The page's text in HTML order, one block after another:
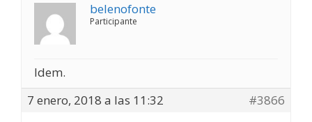
belenofonte
Participante
Idem.
7 enero, 2018 a las 11:32
#3866